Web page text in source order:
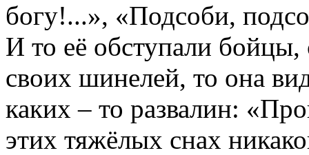
богу!...», «Подсоби,
И то её обступали
своих шинелей, то она
каких – то развалин:
этих тяжёлых снах